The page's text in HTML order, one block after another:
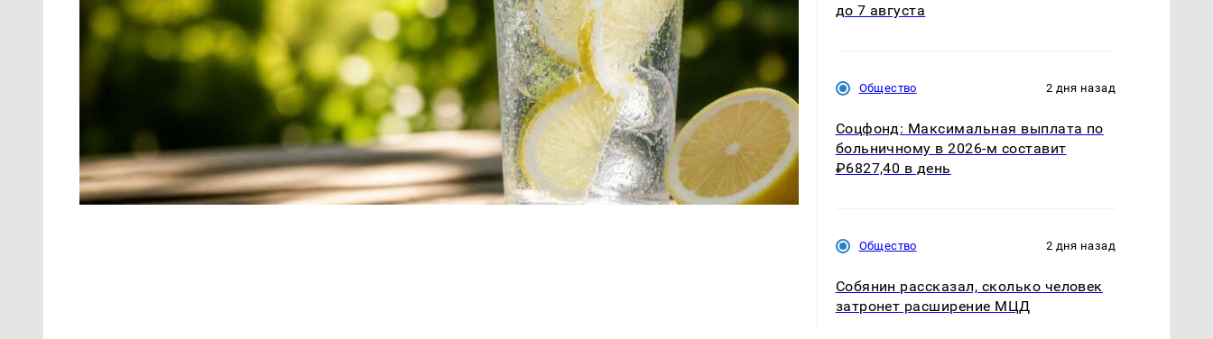
до 7 августа
Общество 2 дня назад
Соцфонд: Максимальная выплата по
больничному в 2026-м составит
₽6827,40 в день
Общество 2 дня назад
Собянин рассказал, сколько человек
затронет расширение МЦД